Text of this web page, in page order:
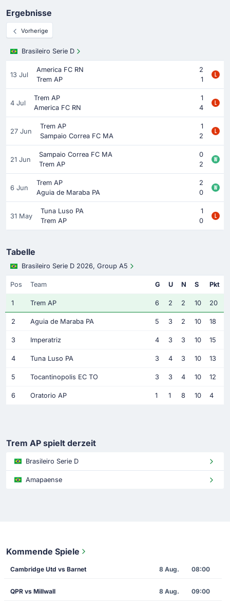
Ergebnisse
Vorherige
Brasileiro Serie D
13 Jul
America FC RN
2
Trem AP
1
4 Jul
Trem AP
1
America FC RN
4
27 Jun
Trem AP
1
Sampaio Correa FC MA
2
21 Jun
Sampaio Correa FC MA
0
Trem AP
2
6 Jun
Trem AP
2
Aguia de Maraba PA
0
31 May
Tuna Luso PA
1
Trem AP
0
Tabelle
Brasileiro Serie D 2026, Group A5
Pos Team G U N S Pkt
1 Trem AP 6 2 2 10 20
2 Aguia de Maraba PA 5 3 2 10 18
3 Imperatriz 4 3 3 10 15
4 Tuna Luso PA 3 4 3 10 13
5 Tocantinopolis EC TO 3 3 4 10 12
6 Oratorio AP 1 1 8 10 4
Trem AP spielt derzeit
Brasileiro Serie D
Amapaense
Kommende Spiele
Cambridge Utd vs Barnet 8 Aug. 08:00
QPR vs Millwall 8 Aug. 09:00